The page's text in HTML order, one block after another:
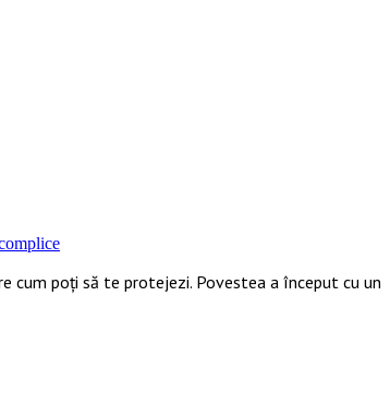
cum poți să te protejezi. Povestea a început cu un